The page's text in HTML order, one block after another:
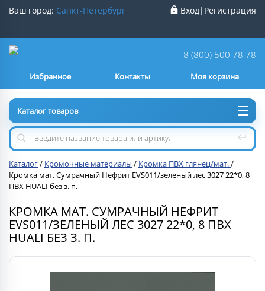
Ваш город: Санкт-Петербург
Нет
Вход| Регистрация
8 (800) 500 78 78
Контакты
Избранное Моя корзина
Каталог товаров
Каталог/ Кромочные материалы / Кромка ПВХ глянец/мат./
Кромка мат. Сумрачный Нефрит EVS011/зеленый лес 3027 22*0, 8
ПВХ HUALI без з. п.
КРОМКА МАТ. СУМРАЧНЫЙ НЕФРИТ
EVS011/ЗЕЛЕНЫЙ ЛЕС 3027 22*0, 8 ПВХ
HUALI БЕЗ З. П.